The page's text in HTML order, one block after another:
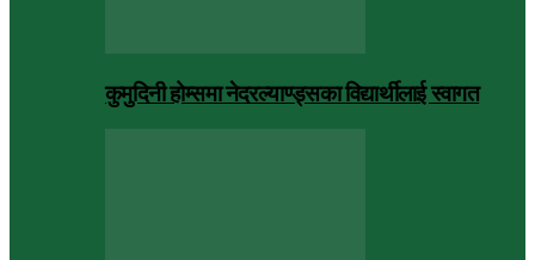
कुमुदिनी होम्समा नेदरल्याण्ड्सका विद्यार्थीलाई स्वागत